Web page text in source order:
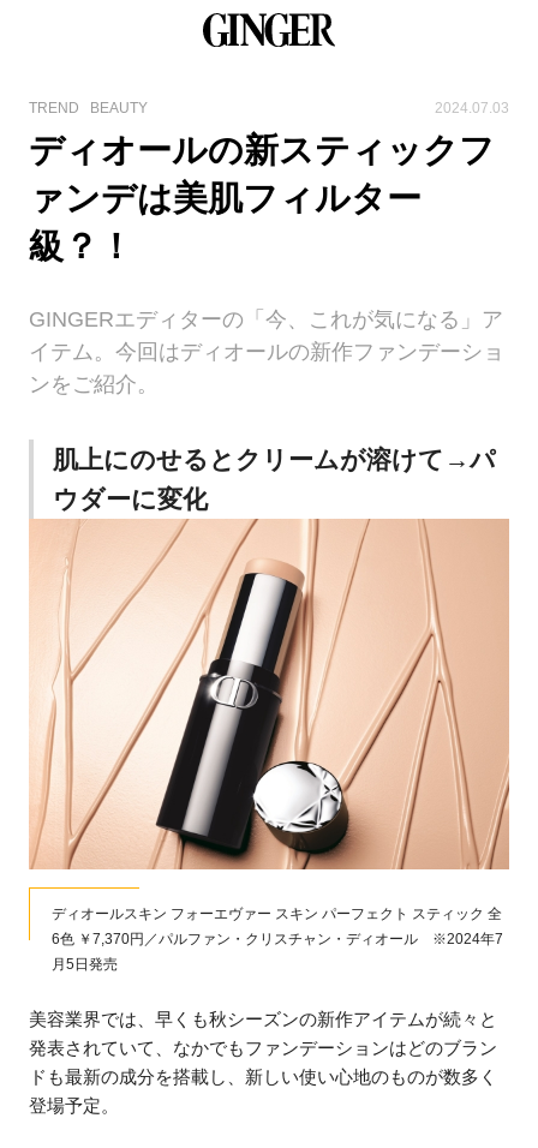
TREND BEAUTY 2024.07.03
ディオールの新スティックフ
ァンデは美肌フィルター
級？！
GINGERエディターの「今、これが気になる」ア
イテム。今回はディオールの新作ファンデーショ
ンをご紹介。
肌上にのせるとクリームが溶けて→パ
ウダーに変化
ディオールスキン フォーエヴァー スキン パーフェクト スティック 全
6色 ￥7,370円／パルファン・クリスチャン・ディオール ※2024年7
月5日発売
美容業界では、早くも秋シーズンの新作アイテムが続々と
発表されていて、なかでもファンデーションはどのブラン
ドも最新の成分を搭載し、新しい使い心地のものが数多く
登場予定。